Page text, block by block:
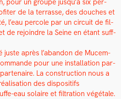
pour un groupe jusqu’à six per­
de la ter­rasse, des douch­es et
l’eau per­cole par un cir­cuit de fil­
de rejoin­dre la Seine en étant suff­
après l’abandon de Mucem-
pour une instal­la­tion par­
La con­struc­tion nous a
des dis­posi­tifs
eau solaire et fil­tra­tion végé­tale.